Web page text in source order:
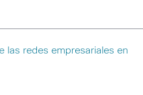
las redes empresariales en